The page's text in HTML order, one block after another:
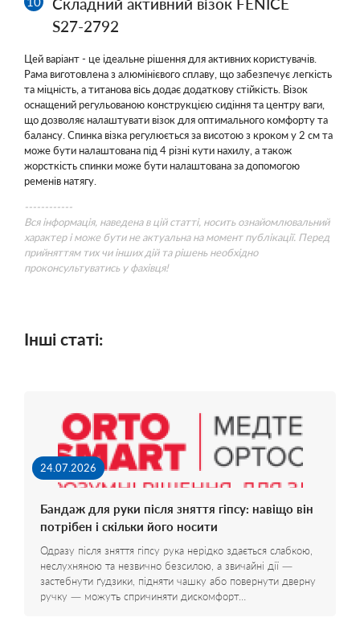
S27-2792
Цей варіант - це ідеальне рішення для активних користувачів.
Рама виготовлена з алюмінієвого сплаву, що забезпечує легкість
та міцність, а титанова вісь додає додаткову стійкість. Візок
оснащений регульованою конструкцією сидіння та центру ваги,
що дозволяє налаштувати візок для оптимального комфорту та
балансу. Спинка візка регулюється за висотою з кроком у 2 см та
може бути налаштована під 4 різні кути нахилу, а також
жорсткість спинки може бути налаштована за допомогою
ременів натягу.
------------
Вся інформація, наведена в цій статті, носить ознайомлювальний
характер і може бути не актуальна на момент публікації. Перед
прийняттям тих чи інших дій та рішень необхідно
проконсультуватись у фахівця!
Інші статі:
24.07.2026
Бандаж для руки після зняття гіпсу: навіщо він
потрібен і скільки його носити
Одразу після зняття гіпсу рука нерідко здається слабкою,
неслухняною та незвично безсилою, а звичайні дії —
застебнути ґудзики, підняти чашку або повернути дверну
ручку — можуть спричиняти дискомфорт…